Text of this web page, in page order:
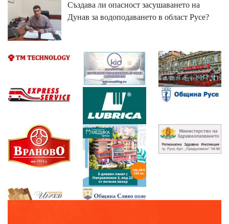
Създава ли опасност засушаването на
Дунав за водоподаването в област Русе?